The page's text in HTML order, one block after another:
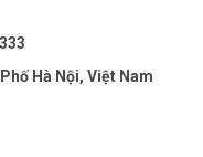
Hà Nội, Việt Nam